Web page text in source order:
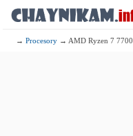
→Procesory → AMD Ryzen 7 7700